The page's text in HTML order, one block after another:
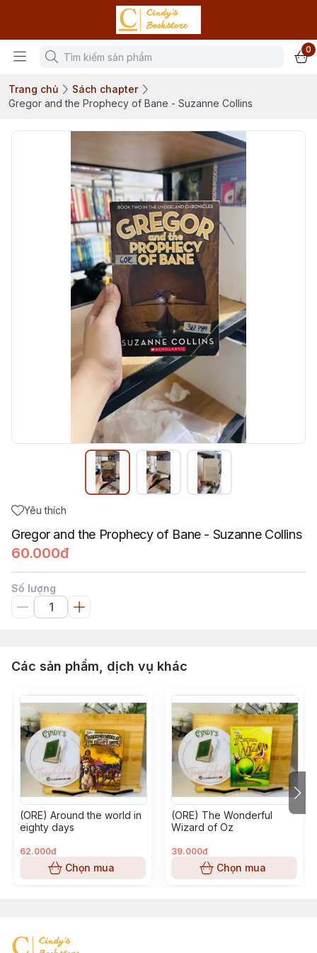
0
Trang chủ
Sách chapter
Gregor and the Prophecy of Bane - Suzanne Collins
Yêu thích
Gregor and the Prophecy of Bane - Suzanne Collins
60.000đ
Số lượng
Các sản phẩm, dịch vụ khác
(ORE) Around the world in
eighty days
62.000đ
Chọn mua
(ORE) The Wonderful
Wizard of Oz
39.000đ
Chọn mua